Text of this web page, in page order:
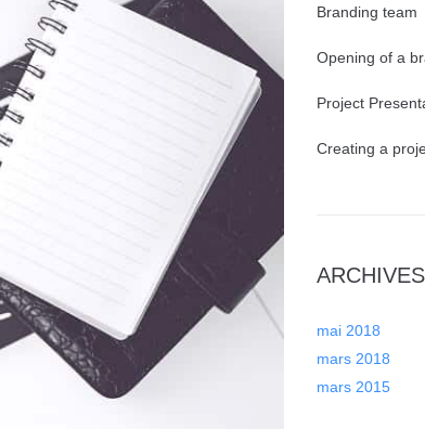
Branding team
Opening of a
Project
Creating a
ARCHIVES
mai 2018
mars 2018
mars 2015